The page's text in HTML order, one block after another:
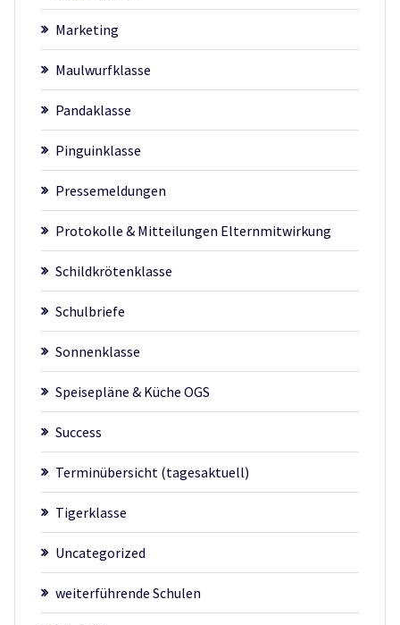
Marketing
Maulwurfklasse
Pandaklasse
Pinguinklasse
Pressemeldungen
Protokolle & Mitteilungen Elternmitwirkung
Schildkrötenklasse
Schulbriefe
Sonnenklasse
Speisepläne & Küche OGS
Success
Terminübersicht (tagesaktuell)
Tigerklasse
Uncategorized
weiterführende Schulen